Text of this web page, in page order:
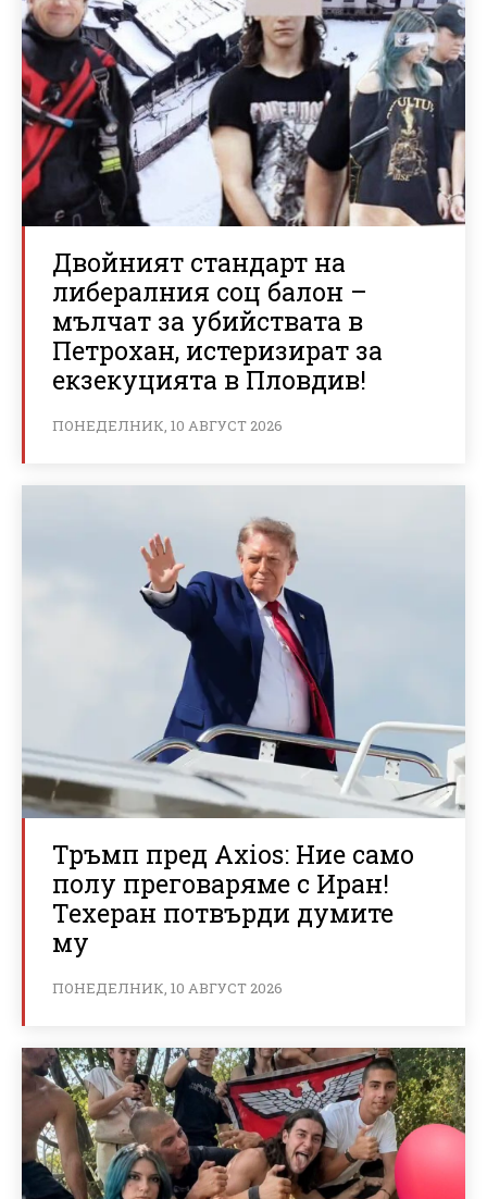
Двойният стандарт на
либералния соц балон –
мълчат за убийствата в
Петрохан, истеризират за
екзекуцията в Пловдив!
ПОНЕДЕЛНИК, 10 АВГУСТ 2026
Тръмп пред Axios: Ние само
полу преговаряме с Иран!
Техеран потвърди думите
му
ПОНЕДЕЛНИК, 10 АВГУСТ 2026